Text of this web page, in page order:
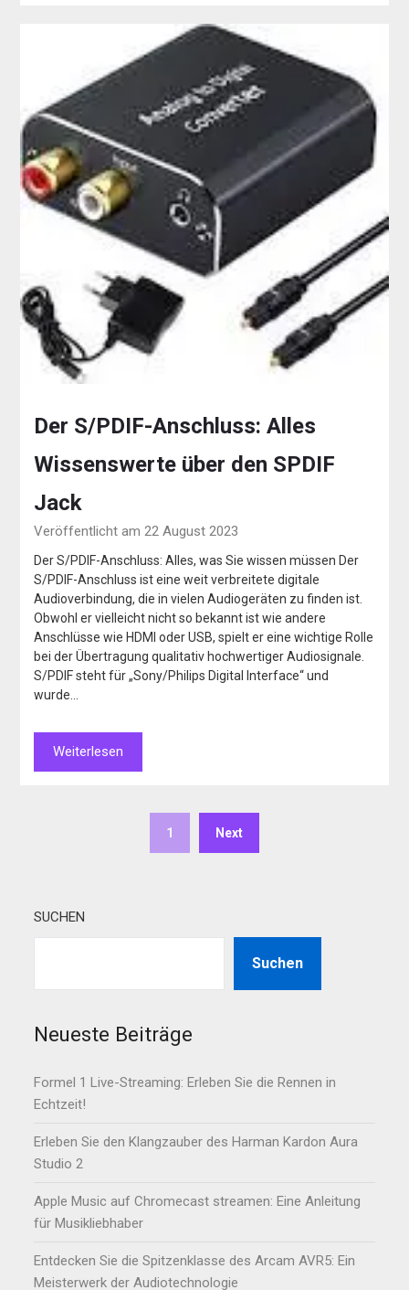
Der S/PDIF-Anschluss: Alles
Wissenswerte über den SPDIF
Jack
Veröffentlicht am 22 August 2023
Der S/PDIF-Anschluss: Alles, was Sie wissen müssen Der
S/PDIF-Anschluss ist eine weit verbreitete digitale
Audioverbindung, die in vielen Audiogeräten zu finden ist.
Obwohl er vielleicht nicht so bekannt ist wie andere
Anschlüsse wie HDMI oder USB, spielt er eine wichtige Rolle
bei der Übertragung qualitativ hochwertiger Audiosignale.
S/PDIF steht für „Sony/Philips Digital Interface“ und
wurde…
Weiterlesen
1 Next
SUCHEN
Suchen
Neueste Beiträge
Formel 1 Live-Streaming: Erleben Sie die Rennen in
Echtzeit!
Erleben Sie den Klangzauber des Harman Kardon Aura
Studio 2
Apple Music auf Chromecast streamen: Eine Anleitung
für Musikliebhaber
Entdecken Sie die Spitzenklasse des Arcam AVR5: Ein
Meisterwerk der Audiotechnologie